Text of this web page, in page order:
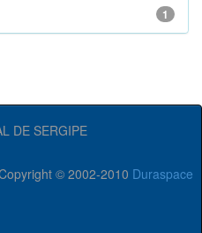
1
DE SERGIPE
© 2002-2010 Duraspace